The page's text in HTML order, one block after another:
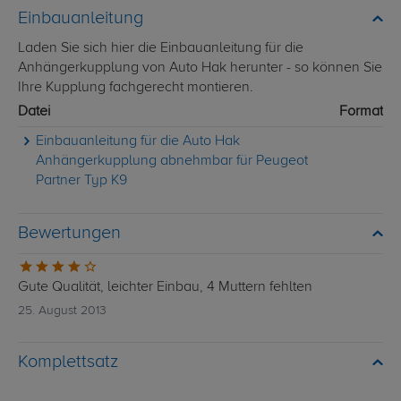
Einbauanleitung
Laden Sie sich hier die Einbauanleitung für die
Anhängerkupplung von Auto Hak herunter - so können Sie
Ihre Kupplung fachgerecht montieren.
Datei
Format
Einbauanleitung für die Auto Hak
Anhängerkupplung abnehmbar für Peugeot
Partner Typ K9
Bewertungen
Gute Qualität, leichter Einbau, 4 Muttern fehlten
25. August 2013
Komplettsatz